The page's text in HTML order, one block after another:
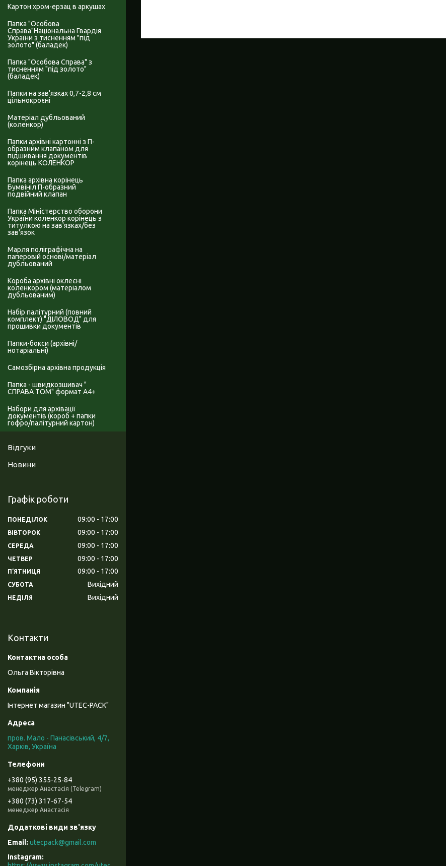
Картон хром-ерзац в аркушах
Папка "Особова
Справа"Національна Гвардія
України з тисненням "під
золото" (баладек)
Папка "Особова Справа" з
тисненням "під золото"
(баладек)
Папки на зав'язках 0,7-2,8 см
цільнокроєні
Матеріал дубльований
(коленкор)
Папки архівні картонні з П-
образним клапаном для
підшивання документів
корінець КОЛЕНКОР
Папка архівна корінець
Бумвініл П-образний
подвійний клапан
Папка Міністерство оборони
України коленкор корінець з
титулкою на зав'язках/без
зав'язок
Марля поліграфічна на
паперовій основі/матеріал
дубльований
Короба архівні оклеєні
коленкором (матеріалом
дубльованим)
Набір палітурний (повний
комплект) "ДІЛОВОД" для
прошивки документів
Папки-бокси (архівні/
нотаріальні)
Самозбірна архівна продукція
Папка - швидкозшивач "
СПРАВА ТОМ" формат А4+
Набори для архівації
документів (короб + папки
гофро/палітурний картон)
Відгуки
Новини
Графік роботи
ПОНЕДІЛОК 09:00 17:00
ВІВТОРОК 09:00 17:00
СЕРЕДА 09:00 17:00
ЧЕТВЕР 09:00 17:00
ПʼЯТНИЦЯ 09:00 17:00
СУБОТА Вихідний
НЕДІЛЯ Вихідний
Контакти
Ольга Вікторівна
Інтернет магазин "UTEC-PACK"
пров. Мало - Панасівський, 4/7,
Харків, Україна
+380 (95) 355-25-84
менеджер Анастасія (Telegram)
+380 (73) 317-67-54
менеджер Анастасія
utecpack@gmail.com
Instagram